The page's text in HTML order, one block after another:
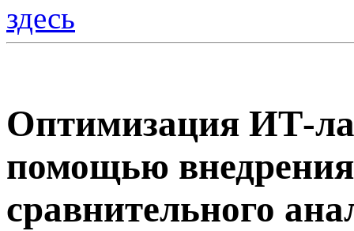
здесь
Оптимизация ИТ-
помощью
сравнительного